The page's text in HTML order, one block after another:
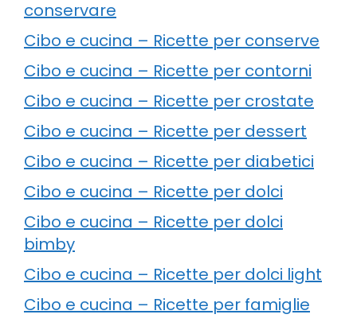
conservare
Cibo e cucina – Ricette per conserve
Cibo e cucina – Ricette per contorni
Cibo e cucina – Ricette per crostate
Cibo e cucina – Ricette per dessert
Cibo e cucina – Ricette per diabetici
Cibo e cucina – Ricette per dolci
Cibo e cucina – Ricette per dolci
bimby
Cibo e cucina – Ricette per dolci light
Cibo e cucina – Ricette per famiglie